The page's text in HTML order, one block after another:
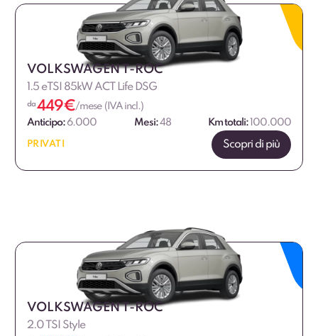
Tipologia veicolo
Alimentazione
Fascia di prezzo
€
VOLKSWAGEN T-ROC
1.5 eTSI 85kW ACT Life DSG
da 449€/mese (IVA incl.)
Anticipo: 6.000 Mesi:48 Km totali: 100.000
PRIVATI Scopri di più
VOLKSWAGEN T-ROC
2.0 TSI Style